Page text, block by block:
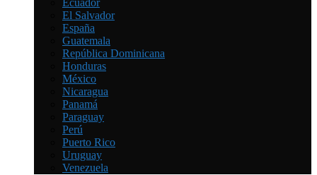
Ecuador
El Salvador
España
Guatemala
República Dominicana
Honduras
México
Nicaragua
Panamá
Paraguay
Perú
Puerto Rico
Uruguay
Venezuela